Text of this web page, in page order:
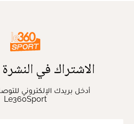
الاشتراك في النشرة
أدخل بريدك الإلكتروني
Le360Sport